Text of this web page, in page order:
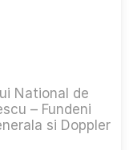
National de
– Fundeni
si Doppler